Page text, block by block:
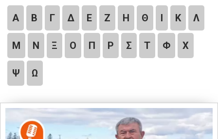
Α Β Γ Δ Ε Ζ Η Θ Ι Κ Λ
Μ Ν Ξ Ο Π Ρ Σ Τ Φ Χ
Ψ Ω